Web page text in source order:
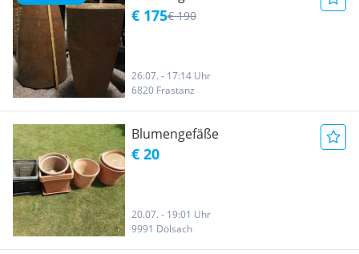
€ 175€ 190
26.07. - 17:14 Uhr
6820 Frastanz
Blumengefäße
€ 20
20.07. - 19:01 Uhr
9991 Dölsach